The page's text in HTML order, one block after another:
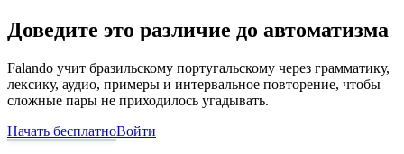
Доведите это различие до автоматизма
Falando учит бразильскому португальскому через грамматику,
лексику, аудио, примеры и интервальное повторение, чтобы
сложные пары не приходилось угадывать.
Начать бесплатноВойти